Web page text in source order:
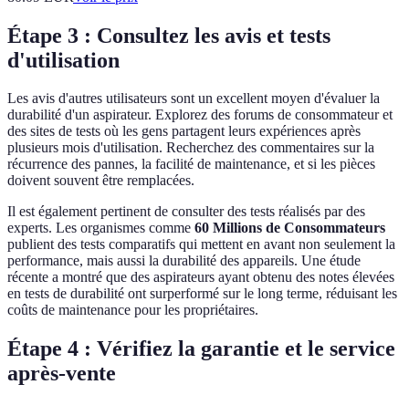
Étape 3 : Consultez les avis et tests
d'utilisation
Les avis d'autres utilisateurs sont un excellent moyen d'évaluer la
durabilité d'un aspirateur. Explorez des forums de consommateur et
des sites de tests où les gens partagent leurs expériences après
plusieurs mois d'utilisation. Recherchez des commentaires sur la
récurrence des pannes, la facilité de maintenance, et si les pièces
doivent souvent être remplacées.
Il est également pertinent de consulter des tests réalisés par des
experts. Les organismes comme 60 Millions de Consommateurs
publient des tests comparatifs qui mettent en avant non seulement la
performance, mais aussi la durabilité des appareils. Une étude
récente a montré que des aspirateurs ayant obtenu des notes élevées
en tests de durabilité ont surperformé sur le long terme, réduisant les
coûts de maintenance pour les propriétaires.
Étape 4 : Vérifiez la garantie et le service
après-vente